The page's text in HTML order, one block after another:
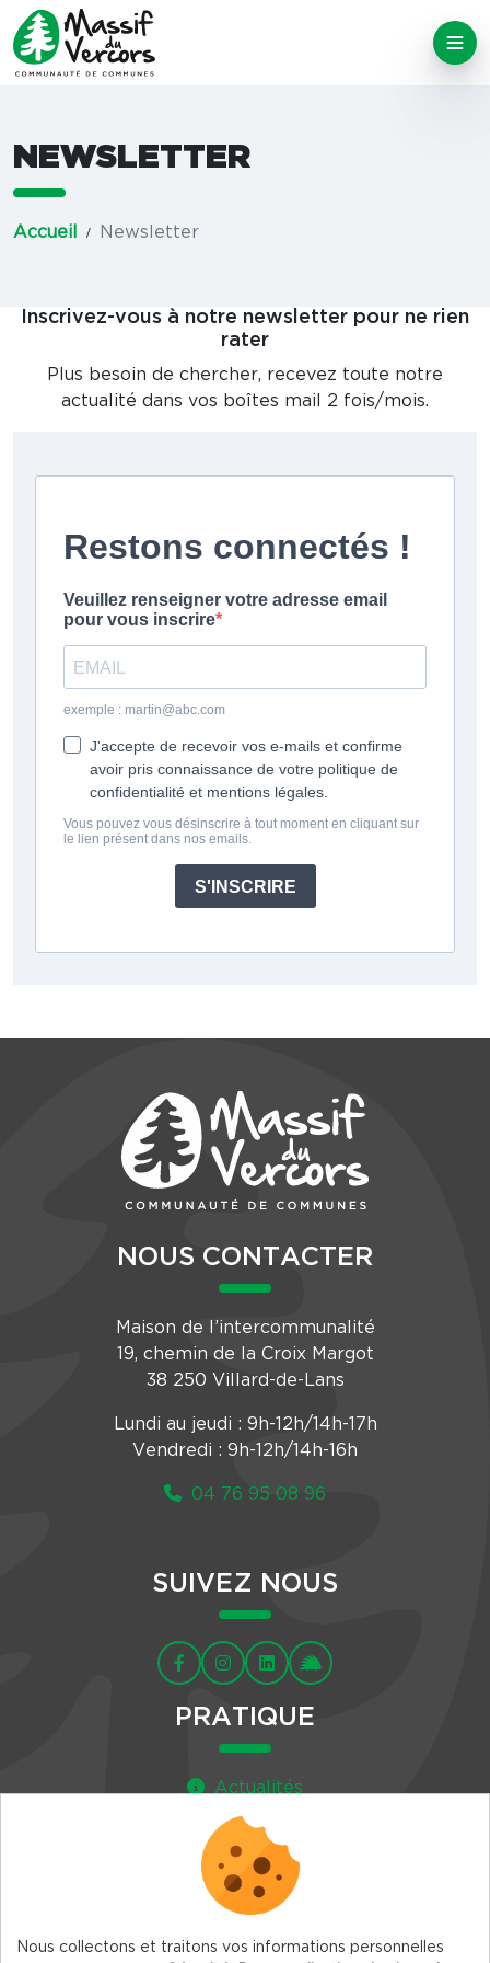
NEWSLETTER
Accueil Newsletter
Inscrivez-vous à notre newsletter pour ne rien
rater
Plus besoin de chercher, recevez toute notre
actualité dans vos boîtes mail 2 fois/mois.
NOUS CONTACTER
Maison de l’intercommunalité
19, chemin de la Croix Margot
38 250 Villard-de-Lans
Lundi au jeudi : 9h-12h/14h-17h
Vendredi : 9h-12h/14h-16h
04 76 95 08 96
SUIVEZ NOUS
PRATIQUE
Actualités
Agenda
Newsletter
Nous collectons et traitons vos informations personnelles